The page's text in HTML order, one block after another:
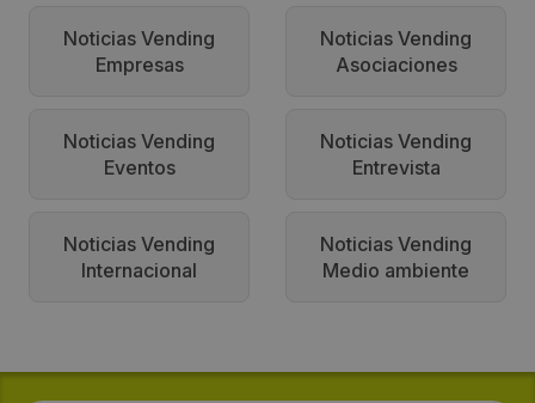
Noticias Vending
Empresas
Noticias Vending
Asociaciones
Noticias Vending
Eventos
Noticias Vending
Entrevista
Noticias Vending
Internacional
Noticias Vending
Medio ambiente